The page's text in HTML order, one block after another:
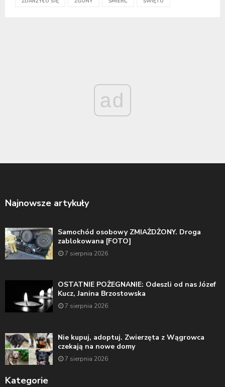
ad
Najnowsze artykuły
Samochód osobowy ZMIAŻDŻONY. Droga
zablokowana [FOTO]
7 sierpnia 2026
OSTATNIE POŻEGNANIE: Odeszli od nas Józef
Kucz, Janina Brzostowska
7 sierpnia 2026
Nie kupuj, adoptuj. Zwierzęta z Wągrowca
czekają na nowe domy
7 sierpnia 2026
Kategorie